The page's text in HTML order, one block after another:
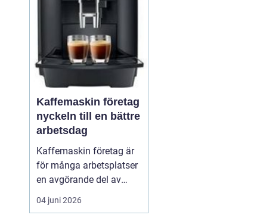
Kaffemaskin företag
nyckeln till en bättre
arbetsdag
Kaffemaskin företag är
för många arbetsplatser
en avgörande del av
vardagen. Kaffe har
blivit en naturlig
04 juni 2026